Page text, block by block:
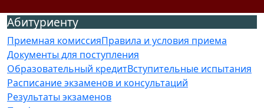
Абитуриенту
Приемная комиссияПравила и условия приема
Документы для поступления
Образовательный кредитВступительные испытания
Расписание экзаменов и консультаций
Результаты экзаменов